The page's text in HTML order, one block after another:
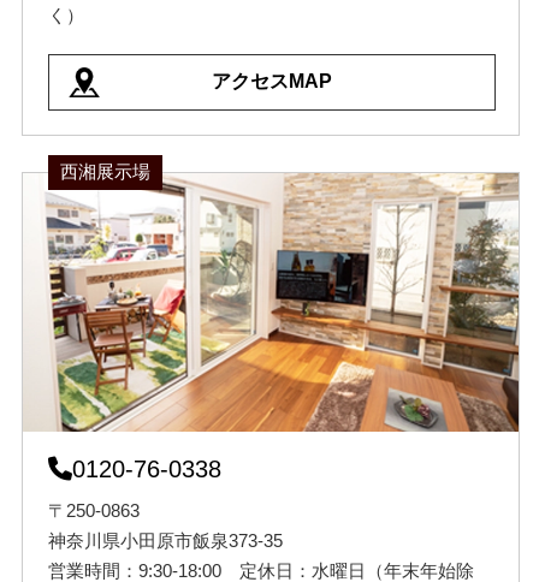
く）
アクセスMAP
西湘展示場
0120-76-0338
〒250-0863
神奈川県小田原市飯泉373-35
営業時間：9:30-18:00 定休日：水曜日（年末年始除